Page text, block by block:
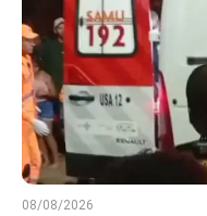
08/08/2026